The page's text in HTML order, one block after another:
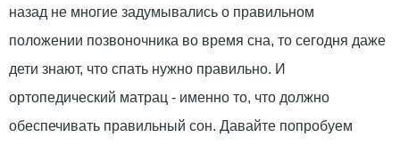
назад не многие задумывались о правильном
положении позвоночника во время сна, то сегодня даже
дети знают, что спать нужно правильно. И
ортопедический матрац - именно то, что должно
обеспечивать правильный сон. Давайте попробуем